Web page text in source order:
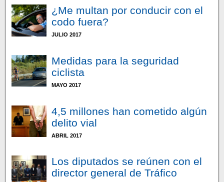
¿Me multan por conducir con el
codo fuera?
JULIO 2017
Medidas para la seguridad
ciclista
MAYO 2017
4,5 millones han cometido algún
delito vial
ABRIL 2017
Los diputados se reúnen con el
director general de Tráfico